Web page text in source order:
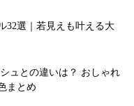
32選｜若見えも叶える大
ュとの違いは？ おしゃれ
まとめ